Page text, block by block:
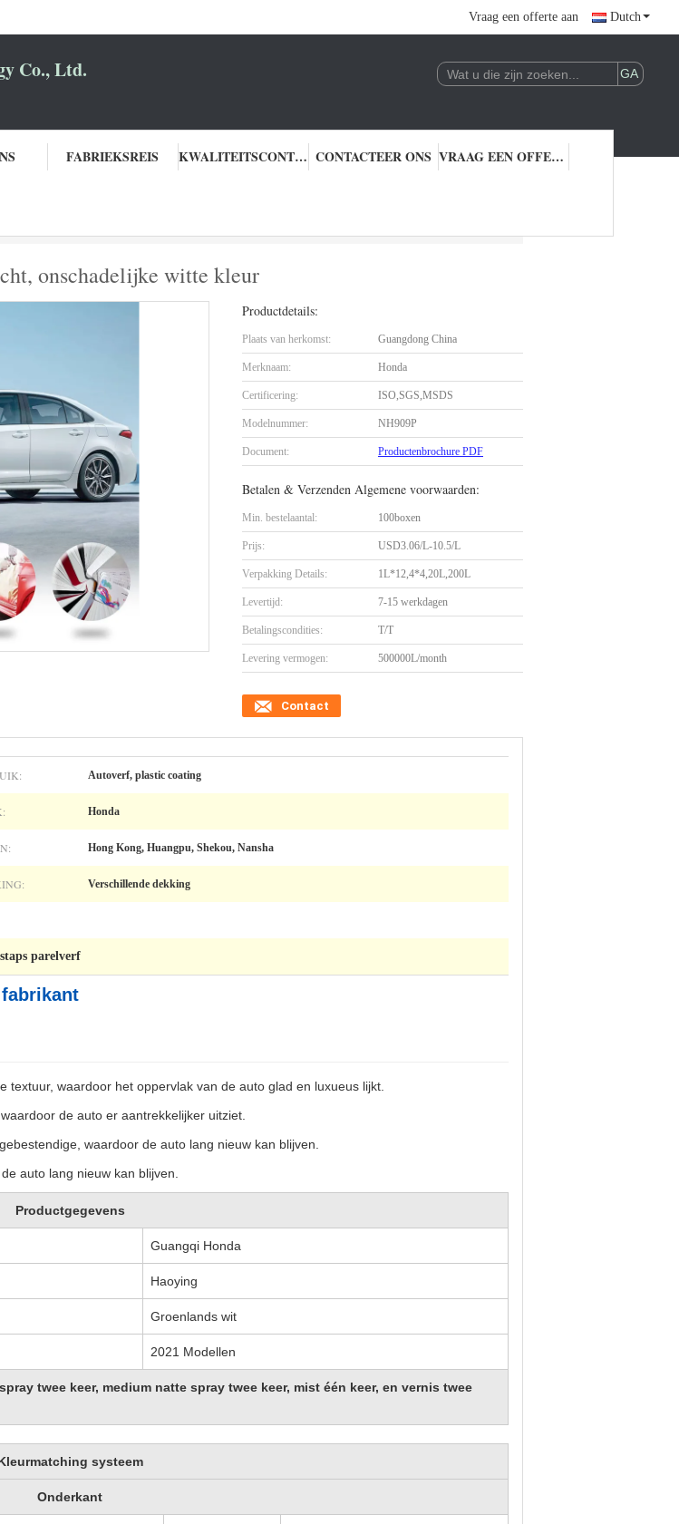
Vraag een offerte aan Dutch
Co., Ltd.
FABRIEKSREIS KWALITEITSCONTROLE CONTACTEER ONS VRAAG EEN OFFERTE AAN
onschadelijke witte kleur
Productdetails:
Plaats van herkomst: Guangdong China
Merknaam: Honda
Certificering: ISO,SGS,MSDS
Modelnummer: NH909P
Document: Productenbrochure PDF
Betalen & Verzenden Algemene voorwaarden:
Min. bestelaantal: 100boxen
Prijs: USD3.06/L-10.5/L
Verpakking Details: 1L*12,4*4,20L,200L
Levertijd: 7-15 werkdagen
Betalingscondities: T/T
Levering vermogen: 500000L/month
Contact
Autoverf, plastic coating
Honda
Hong Kong, Huangpu, Shekou, Nansha
Verschillende dekking
parelverf
waardoor het oppervlak van de auto glad en luxueus lijkt.
de auto er aantrekkelijker uitziet.
waardoor de auto lang nieuw kan blijven.
auto lang nieuw kan blijven.
Productgegevens
Guangqi Honda
Haoying
Groenlands wit
2021 Modellen
twee keer, medium natte spray twee keer, mist één keer, en vernis twee
systeem
Onderkant